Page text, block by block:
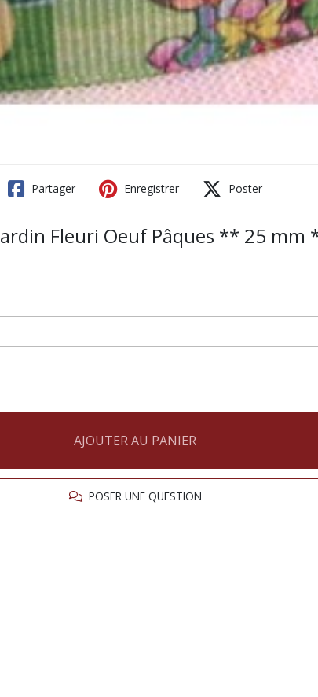
Partager Enregistrer Poster
Fleuri Oeuf Pâques ** 25
AJOUTER AU PANIER
POSER UNE QUESTION